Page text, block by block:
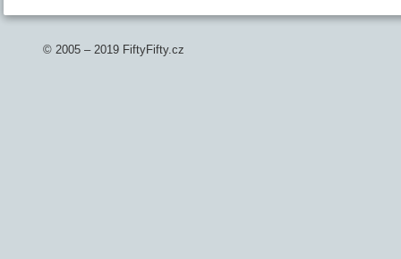
© 2005 – 2019 FiftyFifty.cz